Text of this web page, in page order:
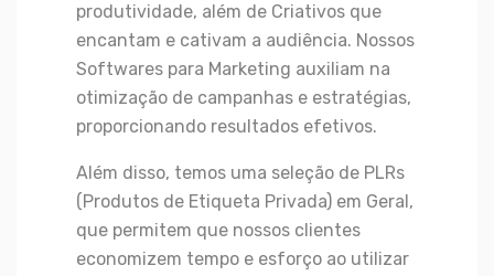
produtividade, além de Criativos que
encantam e cativam a audiência. Nossos
Softwares para Marketing auxiliam na
otimização de campanhas e estratégias,
proporcionando resultados efetivos.
Além disso, temos uma seleção de PLRs
(Produtos de Etiqueta Privada) em Geral,
que permitem que nossos clientes
economizem tempo e esforço ao utilizar